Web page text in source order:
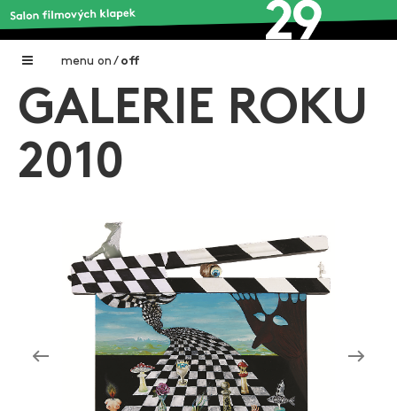
menu on / off
Home
Galerie filmových klapek
O projektu
Aktuální výstavy
Aukce filmových klapek
GALERIE ROKU
2010